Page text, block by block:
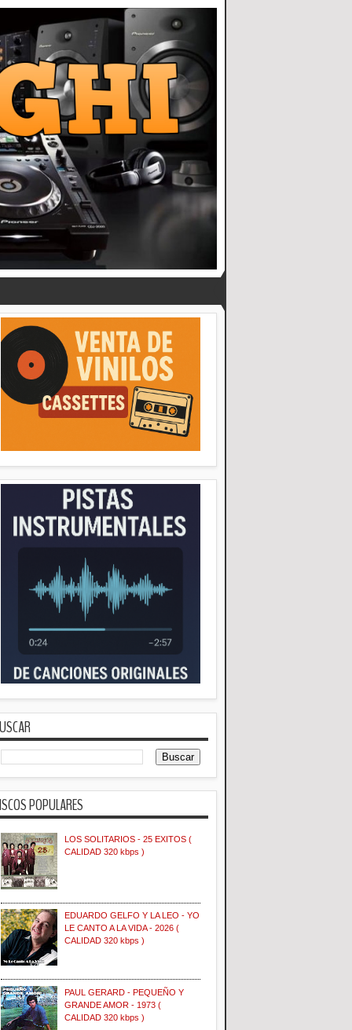
POPULARES
LOS SOLITARIOS - 25 EXITOS (
CALIDAD 320 kbps )
EDUARDO GELFO Y LA LEO - YO
LE CANTO A LA VIDA - 2026 (
CALIDAD 320 kbps )
PAUL GERARD - PEQUEÑO Y
GRANDE AMOR - 1973 (
CALIDAD 320 kbps )